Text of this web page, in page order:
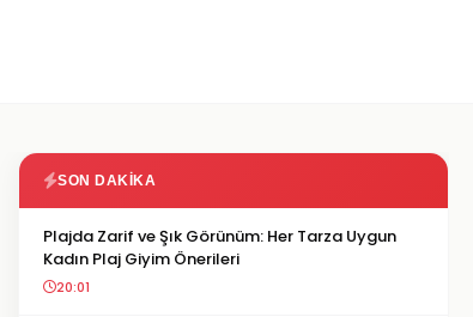
SON DAKIKA
Plajda Zarif ve Şık Görünüm: Her Tarza Uygun
Kadın Plaj Giyim Önerileri
20:01